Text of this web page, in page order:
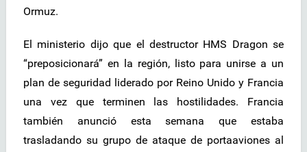
Ormuz.
El ministerio dijo que el destructor HMS Dragon se
“preposicionará” en la región, listo para unirse a un
plan de seguridad liderado por Reino Unido y Francia
una vez que terminen las hostilidades. Francia
también anunció esta semana que estaba
trasladando su grupo de ataque de portaaviones al